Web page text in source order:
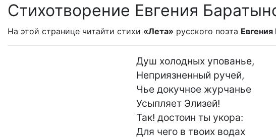
Стихотворение Евгения
На этой странице читайти стихи «Лета» русского поэта
Душ холодных упованье,
Неприязненный ручей,
Чье докучное журчанье
Усыпляет Элизей!
Так! достоин ты укора:
Для чего в твоих водах